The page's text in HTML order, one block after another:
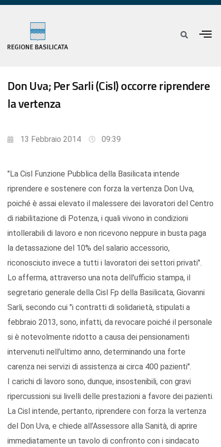
Don Uva; Per Sarli (Cisl) occorre riprendere
la vertenza
13 Febbraio 2014 09:39
"La Cisl Funzione Pubblica della Basilicata intende
riprendere e sostenere con forza la vertenza Don Uva,
poiché è assai elevato il malessere dei lavoratori del Centro
di riabilitazione di Potenza, i quali vivono in condizioni
intollerabili di lavoro e non ricevono neppure in busta paga
la detassazione del 10% del salario accessorio,
riconosciuto invece a tutti i lavoratori dei settori privati".
Lo afferma, attraverso una nota dell'ufficio stampa, il
segretario generale della Cisl Fp della Basilicata, Giovanni
Sarli, secondo cui "i contratti di solidarietà, stipulati a
febbraio 2013, sono, infatti, da revocare poiché il personale
si è notevolmente ridotto a causa dei pensionamenti
intervenuti nell’ultimo anno, determinando una forte
carenza nei servizi di assistenza ai circa 400 pazienti".
I carichi di lavoro sono, dunque, insostenibili, con gravi
ripercussioni sui livelli delle prestazioni a favore dei pazienti.
La Cisl intende, pertanto, riprendere con forza la vertenza
del Don Uva, e chiede all’Assessore alla Sanità, di aprire
immediatamente un tavolo di confronto con i sindacato